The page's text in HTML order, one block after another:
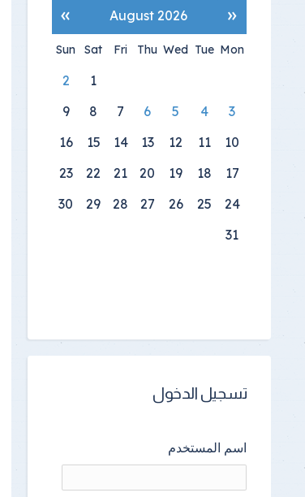
«
August 2026
»
Mon
Tue
Wed
Thu
Fri
Sat
Sun
1
2
3
4
5
6
7
8
9
10
11
12
13
14
15
16
17
18
19
20
21
22
23
24
25
26
27
28
29
30
31
تسجيل الدخول
اسم المستخدم